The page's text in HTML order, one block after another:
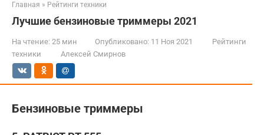
Главная » Рейтинги техники
Лучшие бензиновые триммеры 2021
На чтение: 25 мин Опубликовано: 11 Ноя 2021
Рейтинги
техники
Алексей Смирнов
Бензиновые триммеры